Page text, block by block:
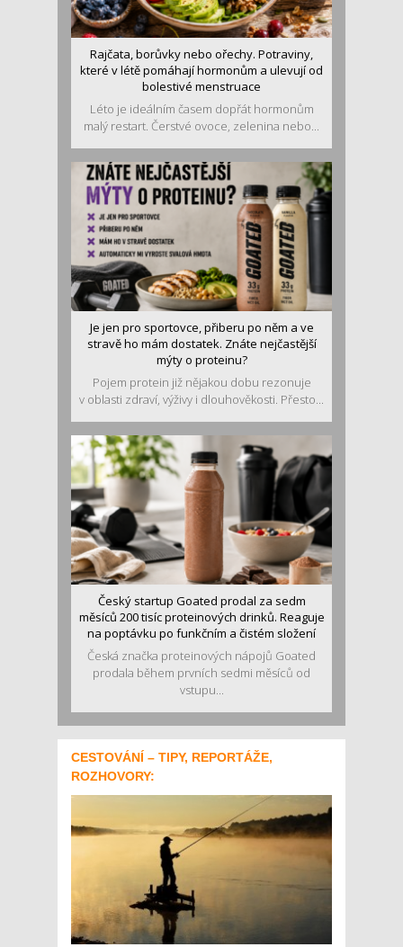
Rajčata, borůvky nebo ořechy. Potraviny,
které v létě pomáhají hormonům a ulevují od
bolestivé menstruace
Léto je ideálním časem dopřát hormonům
malý restart. Čerstvé ovoce, zelenina nebo...
Je jen pro sportovce, přiberu po něm a ve
stravě ho mám dostatek. Znáte nejčastější
mýty o proteinu?
Pojem protein již nějakou dobu rezonuje
v oblasti zdraví, výživy i dlouhověkosti. Přesto...
Český startup Goated prodal za sedm
měsíců 200 tisíc proteinových drinků. Reaguje
na poptávku po funkčním a čistém složení
Česká značka proteinových nápojů Goated
prodala během prvních sedmi měsíců od
vstupu...
CESTOVÁNÍ – TIPY, REPORTÁŽE,
ROZHOVORY: